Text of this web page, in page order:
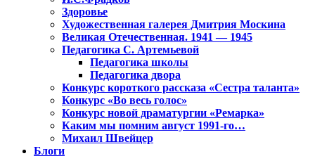
Здоровье
Художественная галерея Дмитрия Москина
Великая Отечественная. 1941 — 1945
Педагогика С. Артемьевой
Педагогика школы
Педагогика двора
Конкурс короткого рассказа «Сестра таланта»
Конкурс «Во весь голос»
Конкурс новой драматургии «Ремарка»
Каким мы помним август 1991-го…
Михаил Швейцер
Блоги